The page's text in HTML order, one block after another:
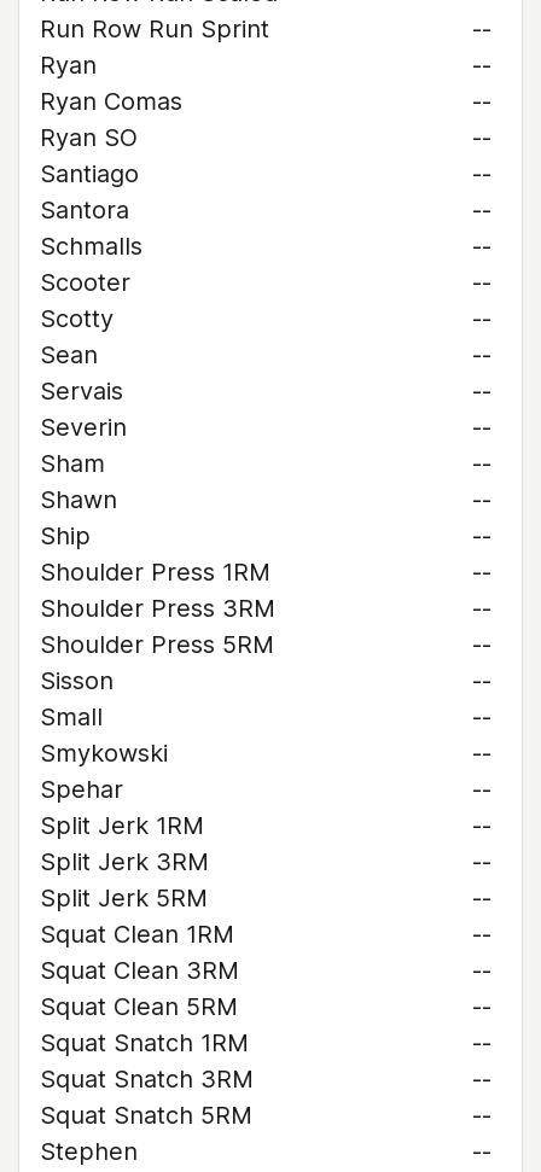
Run Row Run Sprint
--
Ryan
--
Ryan Comas
--
Ryan SO
--
Santiago
--
Santora
--
Schmalls
--
Scooter
--
Scotty
--
Sean
--
Servais
--
Severin
--
Sham
--
Shawn
--
Ship
--
Shoulder Press 1RM
--
Shoulder Press 3RM
--
Shoulder Press 5RM
--
Sisson
--
Small
--
Smykowski
--
Spehar
--
Split Jerk 1RM
--
Split Jerk 3RM
--
Split Jerk 5RM
--
Squat Clean 1RM
--
Squat Clean 3RM
--
Squat Clean 5RM
--
Squat Snatch 1RM
--
Squat Snatch 3RM
--
Squat Snatch 5RM
--
Stephen
--